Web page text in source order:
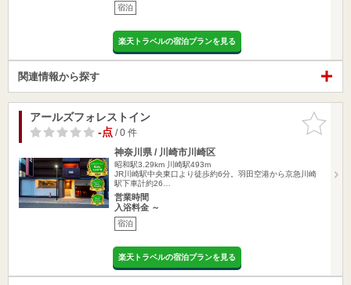
宿泊
楽天トラベルの宿泊プランを見る
関連情報から探す
お気に入
りに追加
アールズフォレストイン
-点/ 0 件
神奈川県 / 川崎市川崎区
昭和駅3.29km
川崎駅493m
JR川崎駅中央東口より徒歩約6分。羽田空港から京急川崎
駅下車計約26…
営業時間
入浴料金 ～
宿泊
楽天トラベルの宿泊プランを見る